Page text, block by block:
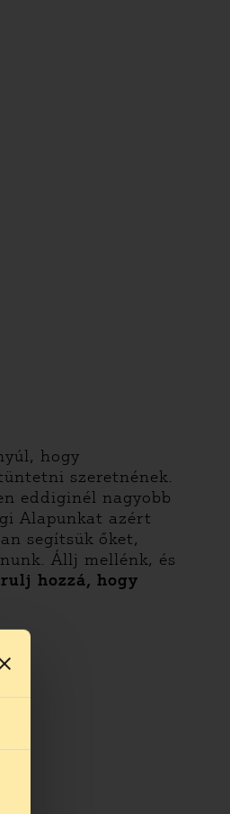
hogy
szeretnének.
eddiginél nagyobb
Alapunkat azért
segítsük őket,
Állj mellénk, és
hozzá, hogy